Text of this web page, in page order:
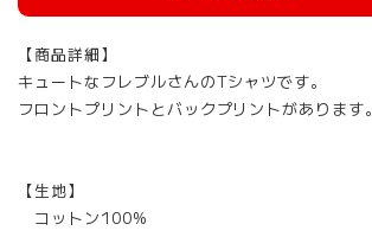
【商品詳細】
キュートなフレブルさんのTシャツです。
フロントプリントとバックプリントがあります。
【生地】
コットン100%